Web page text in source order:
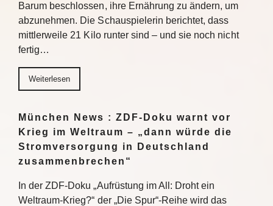
Barum beschlossen, ihre Ernährung zu ändern, um
abzunehmen. Die Schauspielerin berichtet, dass
mittlerweile 21 Kilo runter sind – und sie noch nicht
fertig…
Weiterlesen
München News : ZDF-Doku warnt vor
Krieg im Weltraum – „dann würde die
Stromversorgung in Deutschland
zusammenbrechen“
In der ZDF-Doku „Aufrüstung im All: Droht ein
Weltraum-Krieg?“ der „Die Spur“-Reihe wird das